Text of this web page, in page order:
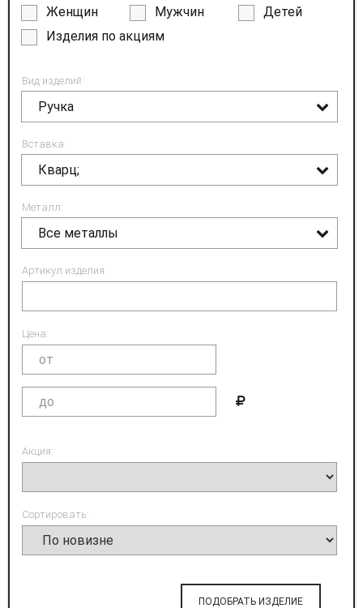
Женщин Мужчин
Детей
Изделия по акциям
Вид изделий:
Ручка
Вставка:
Кварц;
Металл:
Все металлы
Артикул изделия:
Цена:
Акция:
Сортировать:
ПОДОБРАТЬ ИЗДЕЛИЕ